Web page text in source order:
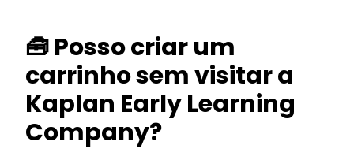
🧰 Posso criar um
carrinho sem visitar a
Kaplan Early Learning
Company?